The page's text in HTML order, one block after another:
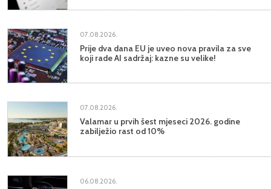
07.08.2026.
Prije dva dana EU je uveo nova pravila za sve
koji rade AI sadržaj: kazne su velike!
07.08.2026.
Valamar u prvih šest mjeseci 2026. godine
zabilježio rast od 10%
06.08.2026.